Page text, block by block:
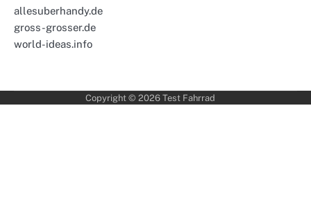
allesuberhandy.de
gross-grosser.de
world-ideas.info
Copyright © 2026 Test Fahrrad